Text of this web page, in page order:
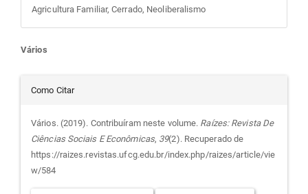
Agricultura Familiar, Cerrado, Neoliberalismo
Conteúdo
do
artigo
principal
Vários
Detalhes
do
artigo
Como Citar
Vários. (2019). Contribuíram neste volume. Raízes: Revista De
Ciências Sociais E Econômicas, 39(2). Recuperado de
https://raizes.revistas.ufcg.edu.br/index.php/raizes/article/vie
w/584